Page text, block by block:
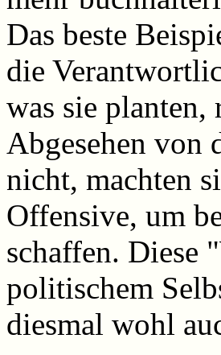
Das beste
die
was sie
Abgesehen von
nicht, machten
Offensive, um
schaffen. Diese
politischem
diesmal wohl